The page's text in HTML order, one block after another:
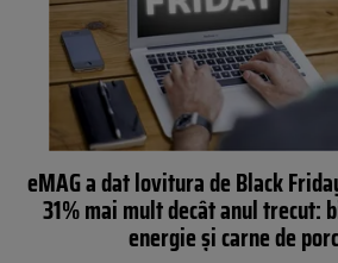
eMAG a dat lovitura de Black
31% mai mult decât anul trecut:
energie și carne de